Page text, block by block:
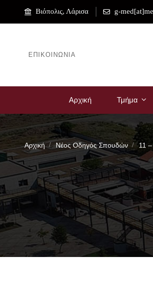
Βιόπολις, Λάρισα g-
ΕΠΙΚΟΙΝΩΝΊΑ
Αρχική Τμήμα
Αρχική Νέος Οδηγός Σπουδών 11